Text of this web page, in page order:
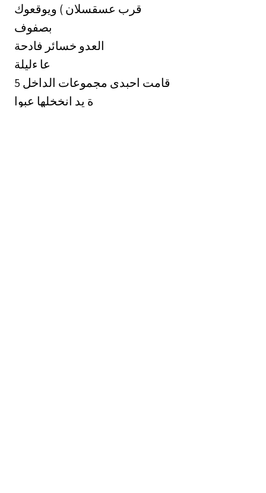
قرب عسقسلان ) ويوقعوك
بصفوف
العدو خسائر فادحة
عا ءليلة
قامت احبدى مجموعات الداخل 5
ة يد انخخلها عبوا